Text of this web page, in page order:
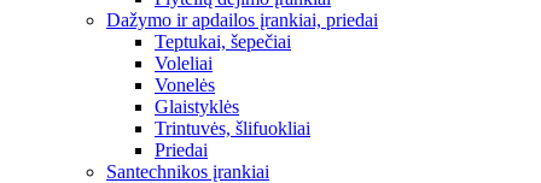
Dažymo ir apdailos įrankiai, priedai
Teptukai, šepečiai
Voleliai
Vonelės
Glaistyklės
Trintuvės, šlifuokliai
Priedai
Santechnikos įrankiai